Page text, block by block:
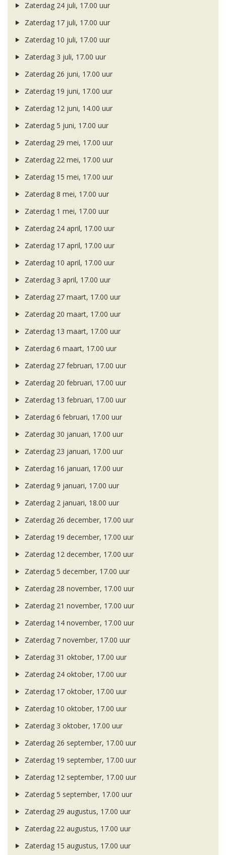
Zaterdag 24 juli, 17.00 uur
Zaterdag 17 juli, 17.00 uur
Zaterdag 10 juli, 17.00 uur
Zaterdag 3 juli, 17.00 uur
Zaterdag 26 juni, 17.00 uur
Zaterdag 19 juni, 17.00 uur
Zaterdag 12 juni, 14.00 uur
Zaterdag 5 juni, 17.00 uur
Zaterdag 29 mei, 17.00 uur
Zaterdag 22 mei, 17.00 uur
Zaterdag 15 mei, 17.00 uur
Zaterdag 8 mei, 17.00 uur
Zaterdag 1 mei, 17.00 uur
Zaterdag 24 april, 17.00 uur
Zaterdag 17 april, 17.00 uur
Zaterdag 10 april, 17.00 uur
Zaterdag 3 april, 17.00 uur
Zaterdag 27 maart, 17.00 uur
Zaterdag 20 maart, 17.00 uur
Zaterdag 13 maart, 17.00 uur
Zaterdag 6 maart, 17.00 uur
Zaterdag 27 februari, 17.00 uur
Zaterdag 20 februari, 17.00 uur
Zaterdag 13 februari, 17.00 uur
Zaterdag 6 februari, 17.00 uur
Zaterdag 30 januari, 17.00 uur
Zaterdag 23 januari, 17.00 uur
Zaterdag 16 januari, 17.00 uur
Zaterdag 9 januari, 17.00 uur
Zaterdag 2 januari, 18.00 uur
Zaterdag 26 december, 17.00 uur
Zaterdag 19 december, 17.00 uur
Zaterdag 12 december, 17.00 uur
Zaterdag 5 december, 17.00 uur
Zaterdag 28 november, 17.00 uur
Zaterdag 21 november, 17.00 uur
Zaterdag 14 november, 17.00 uur
Zaterdag 7 november, 17.00 uur
Zaterdag 31 oktober, 17.00 uur
Zaterdag 24 oktober, 17.00 uur
Zaterdag 17 oktober, 17.00 uur
Zaterdag 10 oktober, 17.00 uur
Zaterdag 3 oktober, 17.00 uur
Zaterdag 26 september, 17.00 uur
Zaterdag 19 september, 17.00 uur
Zaterdag 12 september, 17.00 uur
Zaterdag 5 september, 17.00 uur
Zaterdag 29 augustus, 17.00 uur
Zaterdag 22 augustus, 17.00 uur
Zaterdag 15 augustus, 17.00 uur